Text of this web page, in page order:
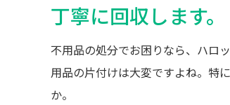
丁寧に回収します。
不用品の処分でお困りなら、ハロ
用品の片付けは大変ですよね。特
か。